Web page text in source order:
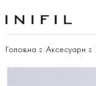
Головна Аксесуари